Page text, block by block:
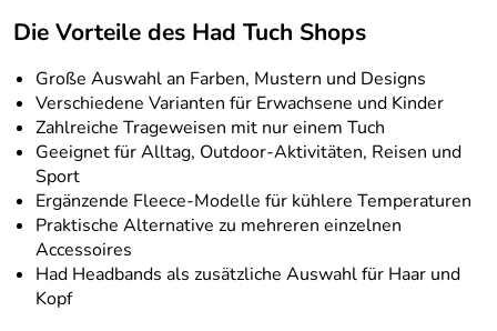
Die Vorteile des Had Tuch Shops
Große Auswahl an Farben, Mustern und Designs
Verschiedene Varianten für Erwachsene und Kinder
Zahlreiche Trageweisen mit nur einem Tuch
Geeignet für Alltag, Outdoor-Aktivitäten, Reisen und
Sport
Ergänzende Fleece-Modelle für kühlere Temperaturen
Praktische Alternative zu mehreren einzelnen
Accessoires
Had Headbands als zusätzliche Auswahl für Haar und
Kopf